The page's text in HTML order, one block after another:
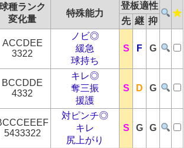
種ランク
変化量
特殊能力
登板適性
先 継 抑
ACCDEE
3322
ノビ◎
緩急
球持ち
S F G
BCCDDE
4332
キレ◎
奪三振
援護
S D G
5433322
対ピンチ◎
キレ
尻上がり
S G G